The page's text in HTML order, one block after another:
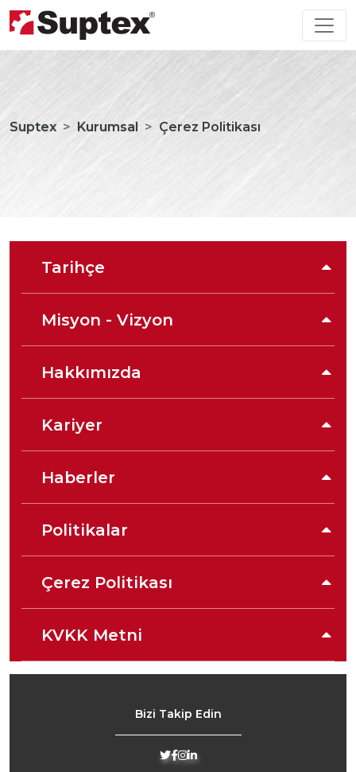
Suptex Kurumsal Çerez Politikası
Tarihçe
Misyon - Vizyon
Hakkımızda
Kariyer
Haberler
Politikalar
Çerez Politikası
KVKK Metni
Bizi Takip Edin